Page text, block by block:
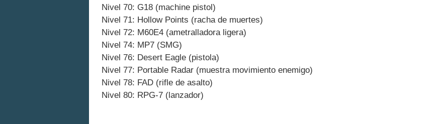
Nivel 70: G18 (machine pistol)
Nivel 71: Hollow Points (racha de muertes)
Nivel 72: M60E4 (ametralladora ligera)
Nivel 74: MP7 (SMG)
Nivel 76: Desert Eagle (pistola)
Nivel 77: Portable Radar (muestra movimiento enemigo)
Nivel 78: FAD (rifle de asalto)
Nivel 80: RPG-7 (lanzador)